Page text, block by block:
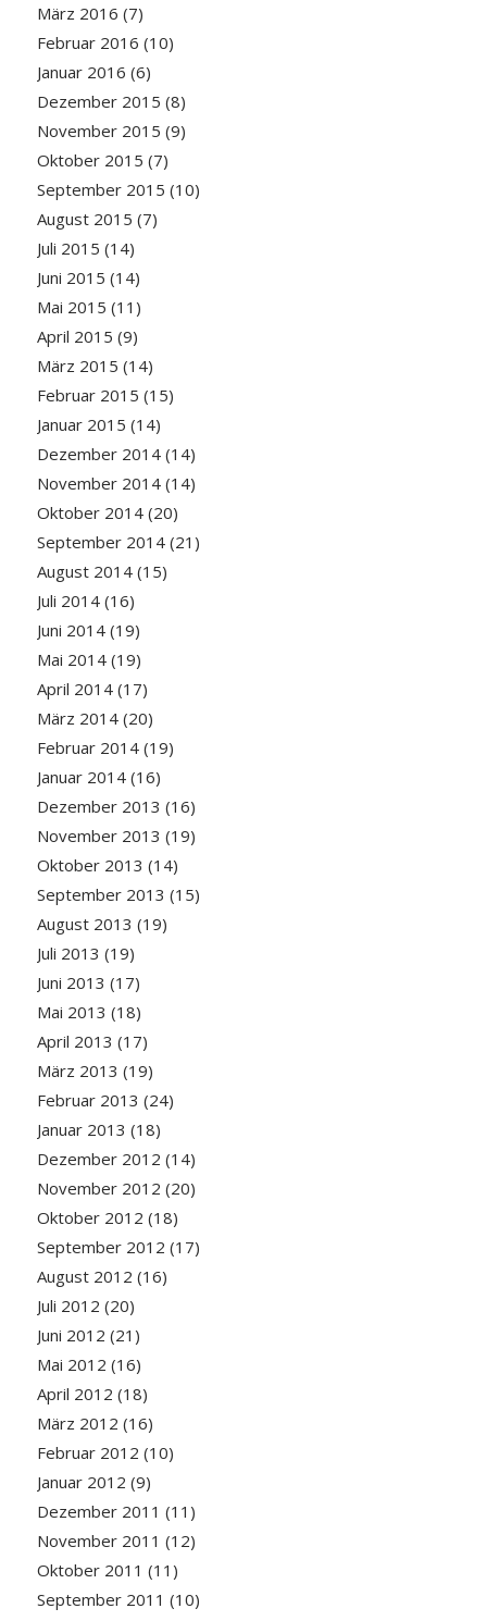
März 2016 (7)
Februar 2016 (10)
Januar 2016 (6)
Dezember 2015 (8)
November 2015 (9)
Oktober 2015 (7)
September 2015 (10)
August 2015 (7)
Juli 2015 (14)
Juni 2015 (14)
Mai 2015 (11)
April 2015 (9)
März 2015 (14)
Februar 2015 (15)
Januar 2015 (14)
Dezember 2014(14)
November 2014(14)
Oktober 2014(20)
September 2014(21)
August 2014(15)
Juli 2014(16)
Juni 2014(19)
Mai 2014(19)
April 2014(17)
März 2014(20)
Februar 2014(19)
Januar 2014(16)
Dezember 2013 (16)
November 2013 (19)
Oktober 2013 (14)
September 2013 (15)
August 2013 (19)
Juli 2013 (19)
Juni 2013 (17)
Mai 2013 (18)
April 2013 (17)
März 2013 (19)
Februar 2013 (24)
Januar 2013 (18)
Dezember 2012 (14)
November 2012 (20)
Oktober 2012 (18)
September 2012 (17)
August 2012 (16)
Juli 2012 (20)
Juni 2012 (21)
Mai 2012 (16)
April 2012 (18)
März 2012 (16)
Februar 2012 (10)
Januar 2012 (9)
Dezember 2011 (11)
November 2011 (12)
Oktober 2011 (11)
September 2011 (10)